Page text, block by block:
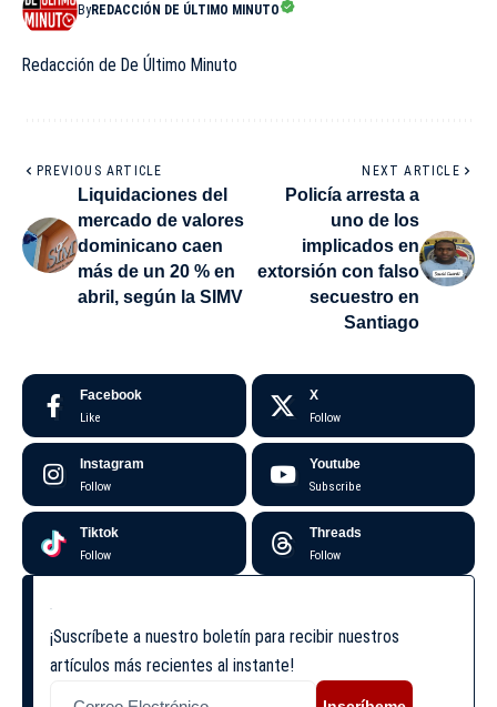
ByREDACCIÓN DE ÚLTIMO MINUTO
Redacción de De Último Minuto
PREVIOUS ARTICLE
Liquidaciones del
mercado de valores
dominicano caen
más de un 20 % en
abril, según la SIMV
NEXT ARTICLE
Policía arresta a
uno de los
implicados en
extorsión con falso
secuestro en
Santiago
Facebook
Like
X
Follow
Instagram
Follow
Youtube
Subscribe
Tiktok
Follow
Threads
Follow
¡Suscríbete a nuestro boletín para recibir nuestros
artículos más recientes al instante!